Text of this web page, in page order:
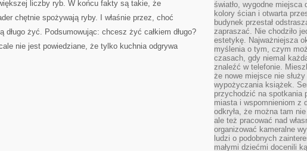
liczby ryb. W końcu fakty są takie, że
chętnie spożywają ryby. I właśnie przez, choć
żyć. Podsumowując: chcesz żyć całkiem długo?
nie jest powiedziane, że tylko kuchnia odgrywa
światło, wygodne miejsca
kolory ścian i otwarta
budynek przestał
zapraszać. Nie chodziło
estetykę. Najważniejsza
myślenia o tym, czym
czasach, gdy niemal
znaleźć w telefonie.
że nowe miejsce nie służy
wypożyczania książek.
przychodzić na spotkania
miasta i wspomnieniom z
odkryła, że można tam
ale też pracować nad
organizować kameralne
ludzi o podobnych
małymi dziećmi docenili